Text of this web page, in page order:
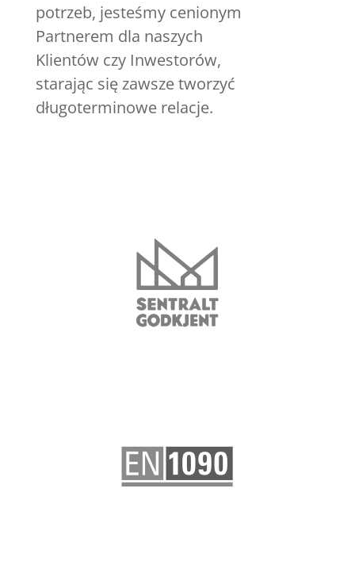
potrzeb, jesteśmy cenionym
Partnerem dla naszych
Klientów czy Inwestorów,
starając się zawsze tworzyć
długoterminowe relacje.